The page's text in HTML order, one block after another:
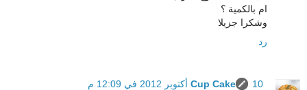
ام بالكمية ؟
وشكرا جزيلا
رد
Cup Cake
10 أكتوبر 2012 في 12:09 م